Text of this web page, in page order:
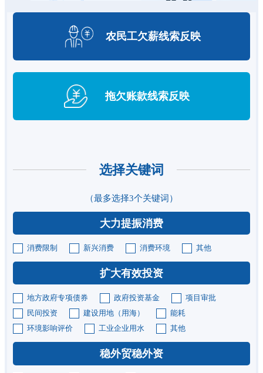
农民工欠薪线索反映
拖欠账款线索反映
选择关键词
（最多选择3个关键词）
大力提振消费
消费限制 新兴消费 消费环境 其他
扩大有效投资
地方政府专项债券 政府投资基金
项目审批
民间投资
建设用地（用海）
能耗
环境影响评价
工业企业用水 其他
稳外贸稳外资